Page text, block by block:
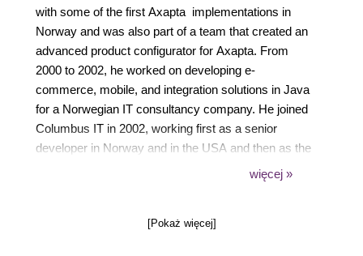
with some of the first Axapta implementations in
Norway and was also part of a team that created an
advanced product configurator for Axapta. From
2000 to 2002, he worked on developing e-
commerce, mobile, and integration solutions in Java
for a Norwegian IT consultancy company. He joined
Columbus IT in 2002, working first as a senior
developer in Norway and in the USA and then as the
technology manager of the Norwegian branch,
solution for Dynamics AX, and being the technology
więcej »
[Pokaż więcej]